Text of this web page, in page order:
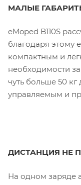
МАЛЫЕ
eMoped B110S
благодаря этому
компактным и
необходимости
чуть больше 50
управляемым и
ДИСТАНЦИЯ НЕ
На одном заряде